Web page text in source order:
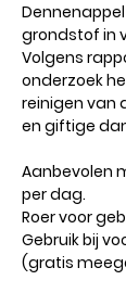
grondstof in
Volgens
onderzoek
reinigen van
en giftige
Aanbevolen
per dag.
Roer voor
Gebruik bij
(gratis